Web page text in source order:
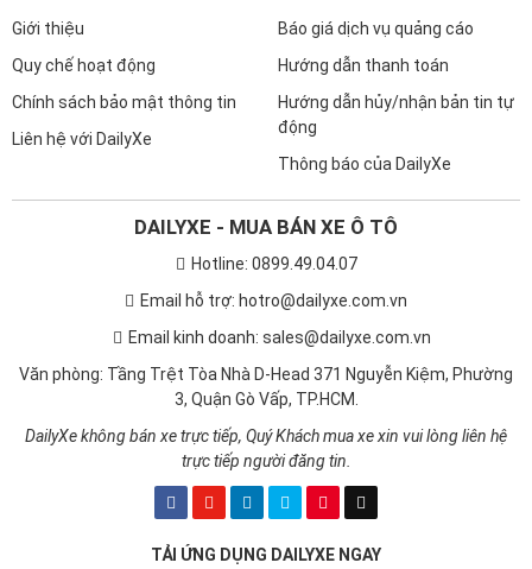
Giới thiệu
Quy chế hoạt động
Chính sách bảo mật thông tin
Liên hệ với DailyXe
Báo giá dịch vụ quảng cáo
Hướng dẫn thanh toán
Hướng dẫn hủy/nhận bản tin tự
động
Thông báo của DailyXe
DAILYXE - MUA BÁN XE Ô TÔ
Hotline: 0899.49.04.07
Email hỗ trợ: hotro@dailyxe.com.vn
Email kinh doanh: sales@dailyxe.com.vn
Văn phòng: Tầng Trệt Tòa Nhà D-Head 371 Nguyễn Kiệm, Phường
3, Quận Gò Vấp, TP.HCM.
DailyXe không bán xe trực tiếp, Quý Khách mua xe xin vui lòng liên hệ
trực tiếp người đăng tin.
TẢI ỨNG DỤNG DAILYXE NGAY